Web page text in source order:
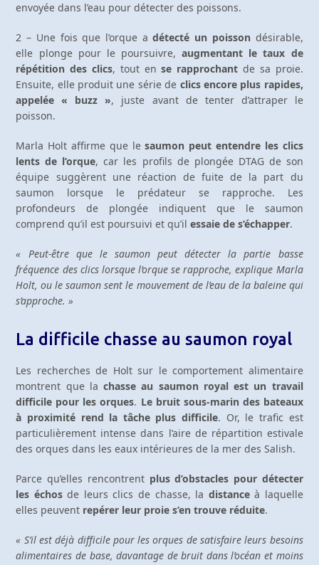
envoyée dans l’eau pour détecter des poissons.
2 – Une fois que l’orque adétecté un poisson désirable,
elle plonge pour le poursuivre,augmentant le taux de
répétition des clics, tout ense rapprochant de sa proie.
Ensuite, elle produit une série de clics encore plus rapides,
appelée « buzz », juste avant de tenter d’attraper le
poisson.
Marla Holt affirme que lesaumon peut entendre les clics
lents de l’orque, car les profils de plongée DTAG de son
équipe suggèrent une réaction de fuite de la part du
saumon lorsque le prédateur se rapproche. Les
profondeurs de plongée indiquent que le saumon
comprend qu’il est poursuivi et qu’ilessaie de s’échapper.
« Peut-être que le saumon peut détecter la partie basse
fréquence des clics lorsque l’orque se rapproche, explique Marla
Holt, ou le saumon sent le mouvement de l’eau de la baleine qui
s’approche. »
La difficile chasse au saumon royal
Les recherches de Holt sur le comportement alimentaire
montrent que lachasse au saumon royal est un travail
difficile pour les orques. Le bruit sous-marin des bateaux
à proximité rend la tâche plus difficile. Or, le trafic est
particulièrement intense dans l’aire de répartition estivale
des orques dans les eaux intérieures de la mer des Salish.
Parce qu’elles rencontrent plus d’obstacles pour détecter
les échosde leurs clics de chasse, la distanceà laquelle
elles peuvent repérer leur proie s’en trouve réduite.
« S’il est déjà difficile pour les orques de satisfaire leurs besoins
alimentaires de base, davantage de bruit dans l’océan et moins